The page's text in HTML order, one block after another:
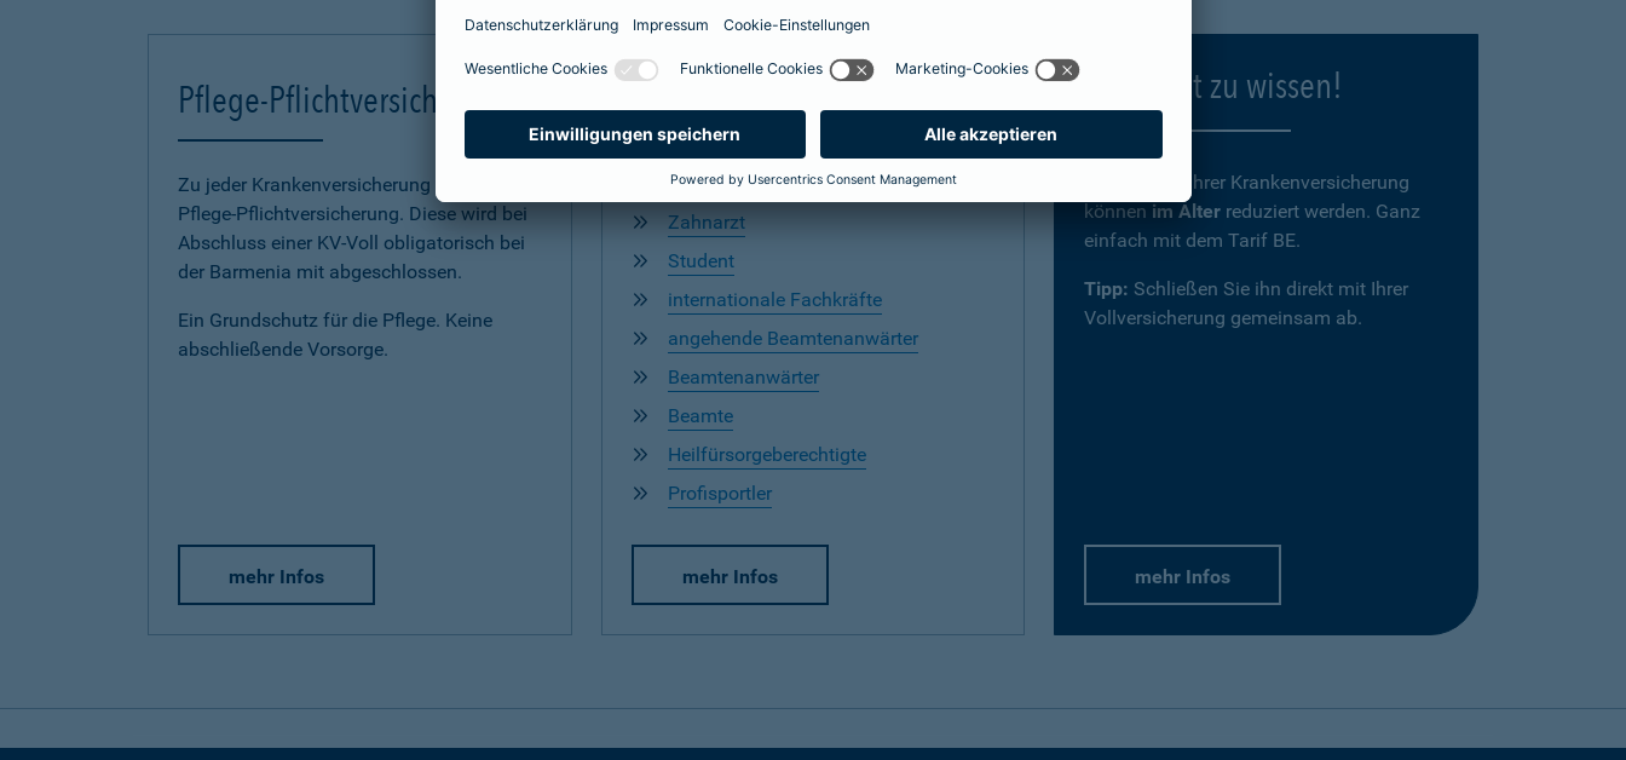
Pflege-Pflichtversicherung
Zu jeder Krankenversicherung gehört eine
Pflege-Pflichtversicherung. Diese wird bei
Abschluss einer KV-Voll obligatorisch bei
der Barmenia mit abgeschlossen.
Ein Grundschutz für die Pflege. Keine
abschließende Vorsorge.
mehr Infos
Spezialtarife
Arzt
Zahnarzt
Student
internationale Fachkräfte
angehende Beamtenanwärter
Beamtenanwärter
Beamte
Heilfürsorgeberechtigte
Profisportler
mehr Infos
Gut zu wissen!
zu Ihrer Krankenversicherung
können im Alter reduziert werden. Ganz
einfach mit dem Tarif BE.
Tipp: Schließen Sie ihn direkt mit Ihrer
Vollversicherung gemeinsam ab.
mehr Infos